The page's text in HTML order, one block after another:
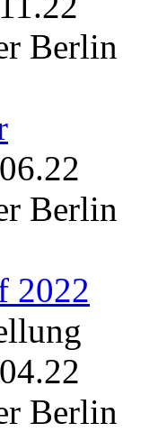
Berlin
Berlin
2022
Berlin